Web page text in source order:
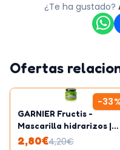
¿Te ha gustado?
Ofertas
-33
GARNIER Fructis -
Mascarilla hidrarizos |
320ml
2,80€4,20€